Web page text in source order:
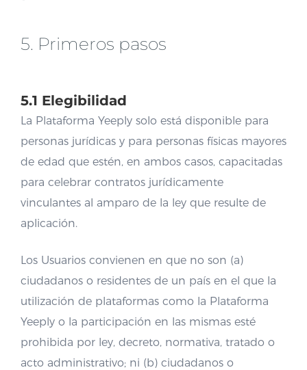
5. Primeros pasos
5.1 Elegibilidad
La Plataforma Yeeply solo está disponible para
personas jurídicas y para personas físicas mayores
de edad que estén, en ambos casos, capacitadas
para celebrar contratos jurídicamente
vinculantes al amparo de la ley que resulte de
aplicación.
Los Usuarios convienen en que no son (a)
ciudadanos o residentes de un país en el que la
utilización de plataformas como la Plataforma
Yeeply o la participación en las mismas esté
prohibida por ley, decreto, normativa, tratado o
acto administrativo; ni (b) ciudadanos o